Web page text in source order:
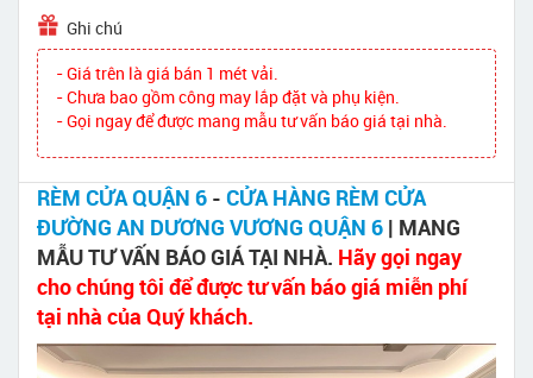
Ghi chú
- Giá trên là giá bán 1 mét vải.
- Chưa bao gồm công may lắp đặt và phụ kiện.
- Gọi ngay để được mang mẫu tư vấn báo giá tại nhà.
RÈM CỬA QUẬN 6 - CỬA HÀNG RÈM CỬA
ĐƯỜNG AN DƯƠNG VƯƠNG QUẬN 6 | MANG
MẪU TƯ VẤN BÁO GIÁ TẠI NHÀ. Hãy gọi ngay
cho chúng tôi để được tư vấn báo giá miễn phí
tại nhà của Quý khách.